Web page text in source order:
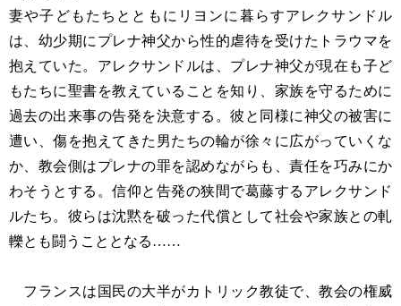
妻や子どもたちとともにリヨンに暮らすアレクサンドル
は、幼少期にプレナ神父から性的虐待を受けたトラウマを
抱えていた。アレクサンドルは、プレナ神父が現在も子ど
もたちに聖書を教えていることを知り、家族を守るために
過去の出来事の告発を決意する。彼と同様に神父の被害に
遭い、傷を抱えてきた男たちの輪が徐々に広がっていくな
か、教会側はプレナの罪を認めながらも、責任を巧みにか
わそうとする。信仰と告発の狭間で葛藤するアレクサンド
ルたち。彼らは沈黙を破った代償として社会や家族との軋
轢とも闘うこととなる……
フランスは国民の大半がカトリック教徒で、教会の権威